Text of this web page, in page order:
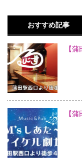
おすすめ記事
【
【